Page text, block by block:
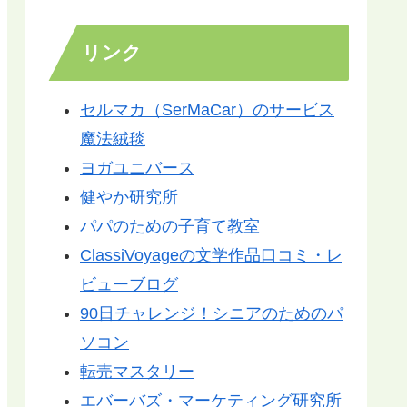
リンク
セルマカ（SerMaCar）のサービス
魔法絨毯
ヨガユニバース
健やか研究所
パパのための子育て教室
ClassiVoyageの文学作品口コミ・レ
ビューブログ
90日チャレンジ！シニアのためのパ
ソコン
転売マスタリー
エバーバズ・マーケティング研究所